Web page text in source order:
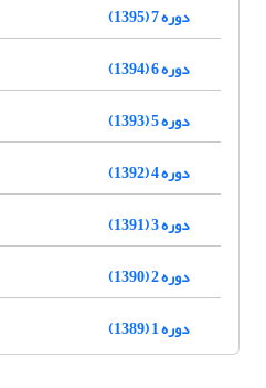
دوره 7 (1395)
دوره 6 (1394)
دوره 5 (1393)
دوره 4 (1392)
دوره 3 (1391)
دوره 2 (1390)
دوره 1 (1389)